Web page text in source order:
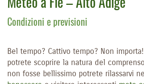
Condizioni e previsioni
Bel tempo? Cattivo tempo? Non
potrete scoprire la natura del
non fosse bellissimo potrete rilassarvi